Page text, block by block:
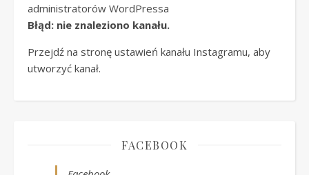
administratorów WordPressa
Błąd: nie znaleziono kanału.
Przejdź na stronę ustawień kanału Instagramu, aby
utworzyć kanał.
FACEBOOK